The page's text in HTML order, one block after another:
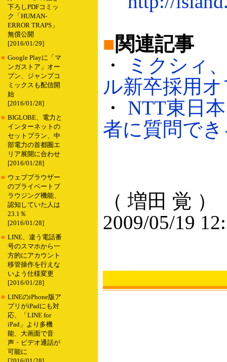
下ろしPDFコミッ
ク「HUMAN-
ERROR TRAPS」
無償公開
[2016/01/29]
■ Google Playに「マ
ンガストア」オー
プン、ジャンプコ
ミックスも配信開
始
[2016/01/28]
■ BIGLOBE、電力と
インターネットの
セットプラン、中
部電力の首都圏エ
リア展開に合わせ
[2016/01/28]
■ ウェブブラウザー
のプライベートブ
ラウジング機能、
認知していた人は
23.1％
[2016/01/28]
■ LINE、違う電話番
号のスマホから一
方的にアカウント
移管操作を行えな
いよう仕様変更
[2016/01/28]
■ LINEのiPhone版ア
プリがiPadにも対
応、「LINE for
iPad」より多機
能、大画面で音
声・ビデオ通話が
可能に
■関連記事
・
ミクシィ
ル新卒採用
・ NTT東日
者に質問で
（ 増田 覚 ）
2009/05/19